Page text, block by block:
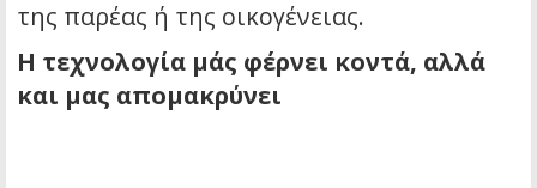
της παρέας ή της οικογένειας.
Η τεχνολογία μάς φέρνει κοντά, αλλά
και μας απομακρύνει